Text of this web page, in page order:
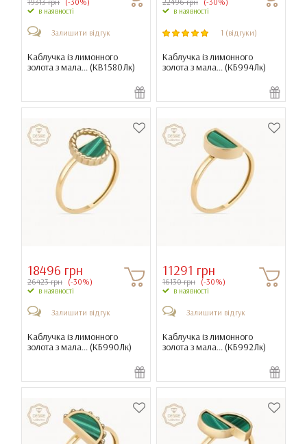
в наявності
Залишити відгук
Каблучка із лимонного
золота з мала... (КВ1580Лк)
в наявності
1 (відгуки)
Каблучка із лимонного
золота з мала... (КБ994Лк)
18496 грн
26423 грн (-30%)
в наявності
Залишити відгук
Каблучка із лимонного
золота з мала... (КБ990Лк)
11291 грн
16130 грн (-30%)
в наявності
Залишити відгук
Каблучка із лимонного
золота з мала... (КБ992Лк)